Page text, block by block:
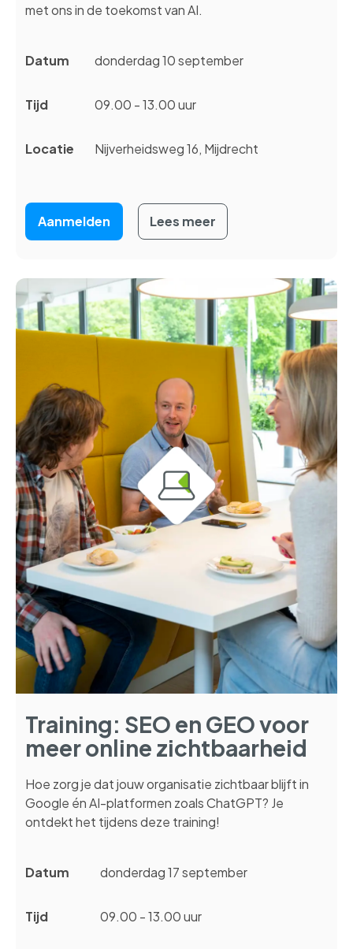
met ons in de toekomst van AI.
Datum donderdag 10 september
Tijd 09.00 - 13.00 uur
Locatie Nijverheidsweg 16, Mijdrecht
Aanmelden Lees meer
Training: SEO en GEO voor
meer online zichtbaarheid
Hoe zorg je dat jouw organisatie zichtbaar blijft in
Google én AI-platformen zoals ChatGPT? Je
ontdekt het tijdens deze training!
Datum donderdag 17 september
Tijd 09.00 - 13.00 uur